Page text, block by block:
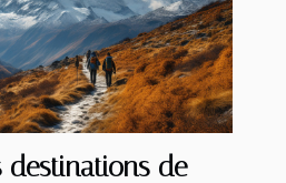
destinations de